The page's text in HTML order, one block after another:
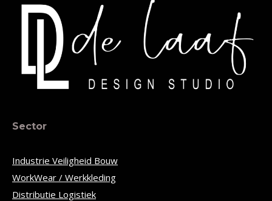
Sector
Industrie Veiligheid Bouw
WorkWear / Werkkleding
Distributie Logistiek